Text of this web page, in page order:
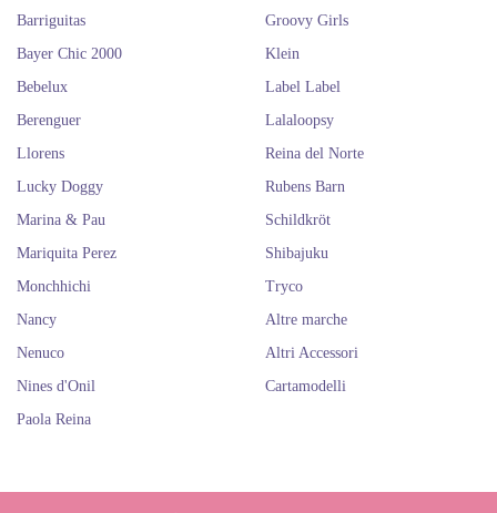
Bayer Chic 2000 online
Barriguitas
Bayer Chic 2000
Bebelux
Berenguer
Groovy Girls
Klein
Label Label
Lalaloopsy
Llorens
Lucky Doggy
Marina & Pau
Mariquita Perez
Monchhichi
Nancy
Nenuco
Nines d'Onil
Paola Reina
Reina del Norte
Rubens Barn
Schildkröt
Shibajuku
Tryco
Altre marche
Altri Accessori
Cartamodelli